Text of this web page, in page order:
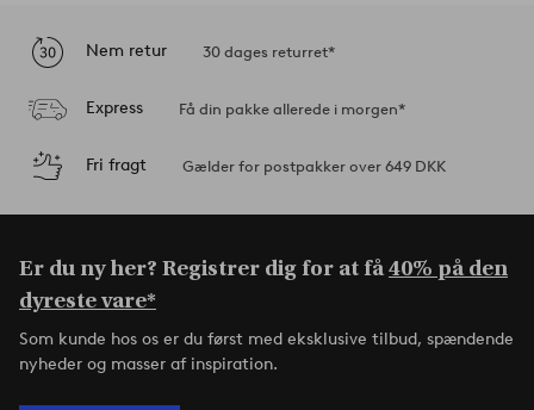
Nem retur 30 dages returret*
Express Få din pakke allerede i morgen*
Fri fragt Gælder for postpakker over 649 DKK
Er du ny her? Registrer dig for at få40% på den
dyreste vare*
Som kunde hos os er du først med eksklusive tilbud, spændende
nyheder og masser af inspiration.